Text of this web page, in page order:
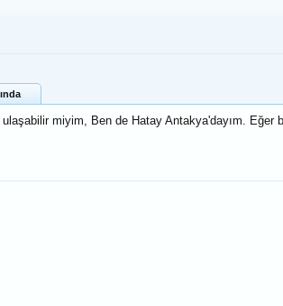
ulaşabilir miyim, Ben de Hatay Antakya'dayım.